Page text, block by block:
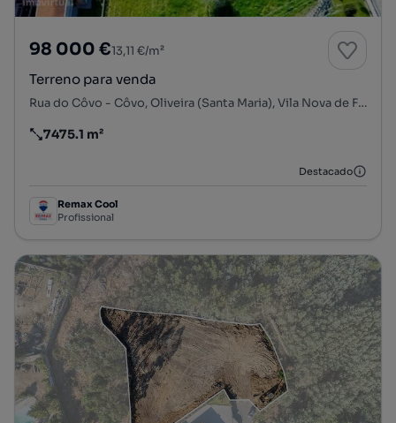
98 000 €13,11 €/m²
Terreno para venda
Rua do Côvo - Côvo, Oliveira (Santa Maria), Vila Nova de Famalicão, Braga
Preço por metro quadrado
7475.1 m²
Destacado
Remax Cool
Profissional